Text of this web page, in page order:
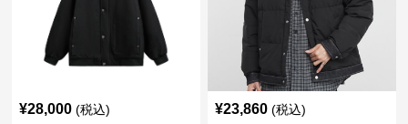
¥28,000 (税込) ¥23,860 (税込)